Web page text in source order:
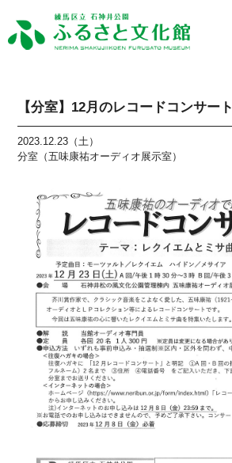
【分室】12月のレコードコンサート
2023.12.23（土）
分室（五味康祐オーディオ展示室）